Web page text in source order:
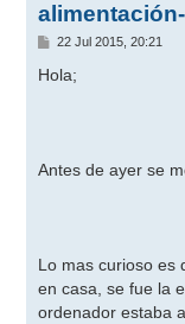
M
n
22 Jul 2015, 20:21
Hola;
Antes de ayer se
Lo mas curioso es
en casa, se fue la
ordenador estaba